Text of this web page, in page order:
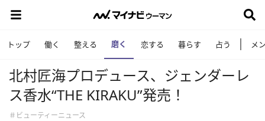
トップ 働く 整える 磨く 恋する 暮らす 占う メ
北村匠海プロデュース、ジェンダーレ
ス香水“THE KIRAKU”発売！
＃ビューティーニュース